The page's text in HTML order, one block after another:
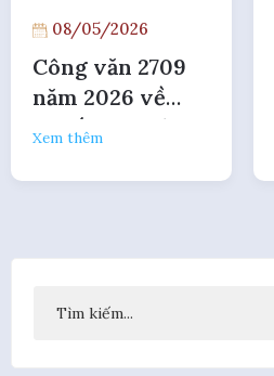
08/05/2026
Công văn 2709
năm 2026 về
thuế thu nhập
sở hữu công ty
Xem thêm